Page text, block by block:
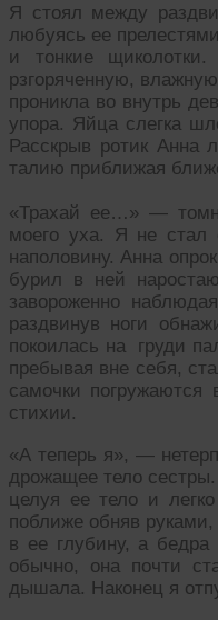
Я стоял между
любуясь ее
и тонкие
рзгоряченную,
проникла во внутрь
упора. Яйца слегка
Расскрыв ротик Анна
талию приближая
«Трахай ее…» —
моего уха. Я не стал
наполовину. Анна
бурил в ней
завороженно
раздвинув ноги
покоилась на груди
пребывая вне себя,
самочки
стихии.
«А теперь я», —
дрожащее тело
целуя ее тело и
поближе обняв
в ее глубину, а
обычно, она почти
дышала. Наконец я